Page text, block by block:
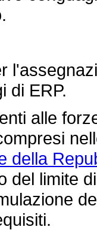
di ERP.
alle
della
del limite